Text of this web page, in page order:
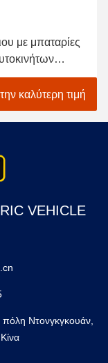
με μπαταρίες
γκολφ
ηλεκτρικό
καλύτερη τιμή
VEHICLE
Ντονγκγκουάν,